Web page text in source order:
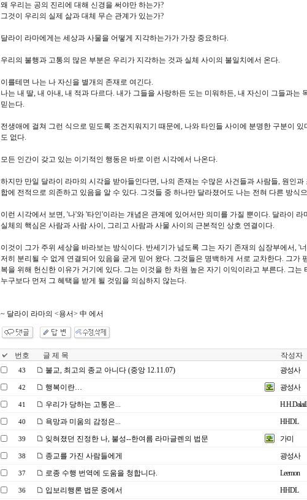
왜 우리는 공의 진리에 대해 신경을 써야만 하는가?
그것이 우리의 실제 삶과 대체 무슨 관계가 있는가?
달라이 라마에게는 세상과 사물을 어떻게 지각하는가가 가장 중요하다.
우리의 불행과 고통의 많은 부분은 우리가 지각하는 것과 실체 사이의 불일치에서 온다.
이를테면 나는 나 자신을 별개의 존재로 여긴다.
나는 내 딸, 내 아내, 내 적과 다르다. 내가 그들을 사랑하든 도는 미워하든, 내 자신이 그들과는
믿는다.
전생애에 걸쳐 그런 식으로 믿도록 조건지워지기 때문에, 나와 타인들 사이에 분명한 구분이 있
도 없다.
모든 인간이 갖고 있는 이기적인 행동은 바로 이런 시각에서 나온다.
하지만 만일 달라이 라마의 시각을 받아들인다면, 나의 존재는 수많은 사건들과 사람들, 원인과
합에 전적으로 의존하고 있음을 알 수 있다. 그것들 중 하나만 달라졌어도 나는 전혀 다른 방식
이런 시각에서 보면, '나'와 '타인'이라는 개념은 관계에 있어서만 의미를 가질 뿐이다. 달라이 라
실체의 핵심은 사람과 사람 사이, 그리고 사람과 사물 사이의 근본적인 상호 연결이다.
이것이 그가 주위 세상을 바라보는 방식이다. 반세기가 넘도록 그는 자기 존재의 심장부에서, '
저히 분리될 수 없게 연결되어 있음을 굳게 믿어 왔다. 그것들은 명백하게 서로 교차한다. 그가
복을 위해 헌신한 이유가 거기에 있다. 그는 이것을 한 차원 높은 자기 이익이라고 부른다. 그는
누구보다 먼저 그 혜택을 받게 될 것임을 의심하지 않는다.
~ 달라이 라마의 <용서> 中 에서
번호 글 제 목 작성자
43 불교, 최고의 종교 아니다 (중앙 12.11.07) 광성사
42 행복이란… 광성사
41 우리가 당하는 고통은...
40 욕망과 미움의 감정은... HHDL
39 잊혀졌던 진정한 나, 불성--한여름 라마글렌의 법문 가미
38 종교를 가진 사람들에게 광성사
37 로종 수행 번역에 도움을 청합니다. Leemon
36 입보리행론 법문 중에서 HHDL